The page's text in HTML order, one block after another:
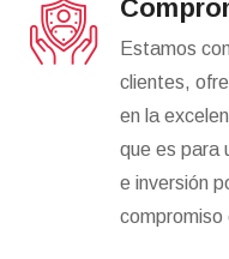
Estamos
clientes,
en la
que es para
e inversión
compromiso